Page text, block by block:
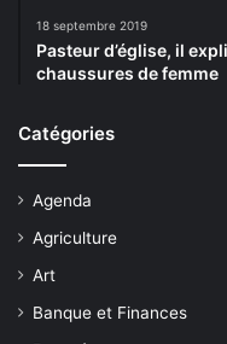
18 septembre 2019
Pasteur d’église, il
chaussures de femme
Catégories
Agenda
Agriculture
Art
Banque et Finances